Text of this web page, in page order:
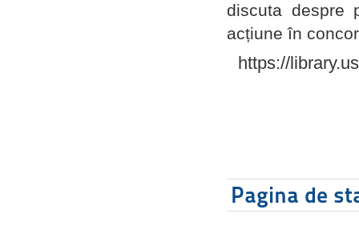
discuta despre
acțiune în
https://
Pagina de